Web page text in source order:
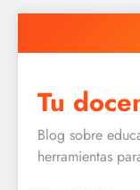
Tu
Blog sobre
herramientas